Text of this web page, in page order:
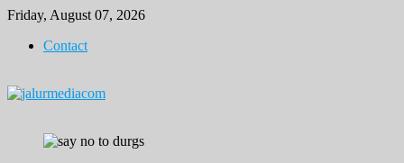
Skip
content
Friday, August 07, 2026
Contact